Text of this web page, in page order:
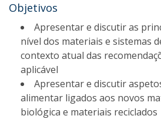
Objetivos
Apresentar e discutir as
nível dos materiais e sistemas
contexto atual das
aplicável
Apresentar e discutir
alimentar ligados aos novos
biológica e materiais reciclados